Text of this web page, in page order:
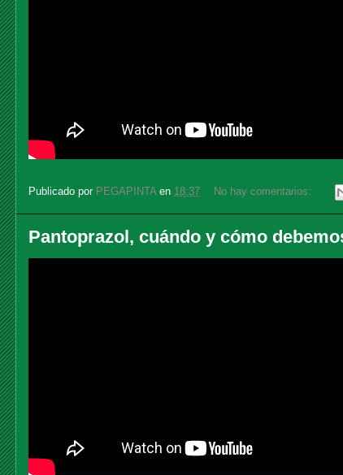
Publicado por PEGAPINTA en 18:37 No hay comentarios:
Pantoprazol, cuándo y cómo